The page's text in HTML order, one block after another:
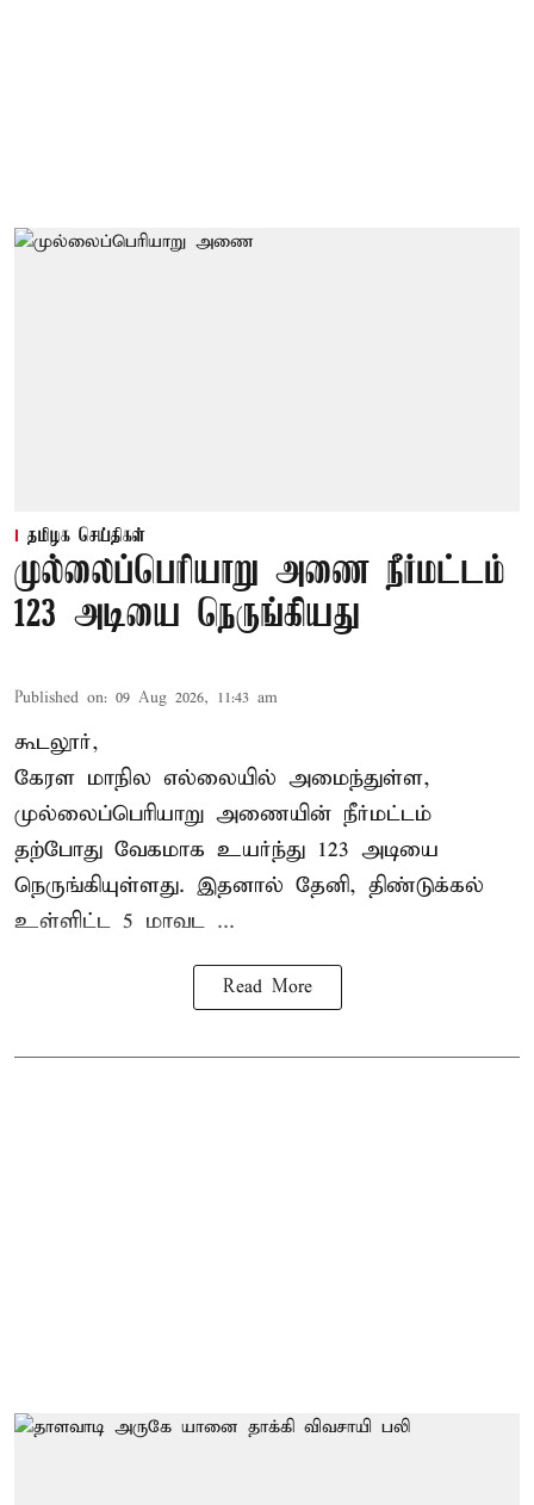
தமிழக செய்திகள்
முல்லைப்பெரியாறு அணை நீர்மட்டம்
123 அடியை நெருங்கியது
Published on: 09 Aug 2026, 11:43 am
கூடலூர்,
கேரள மாநில எல்லையில் அமைந்துள்ள,
முல்லைப்பெரியாறு அணையின் நீர்மட்டம்
தற்போது வேகமாக உயர்ந்து 123 அடியை
நெருங்கியுள்ளது. இதனால் தேனி, திண்டுக்கல்
உள்ளிட்ட 5 மாவட ...
Read More